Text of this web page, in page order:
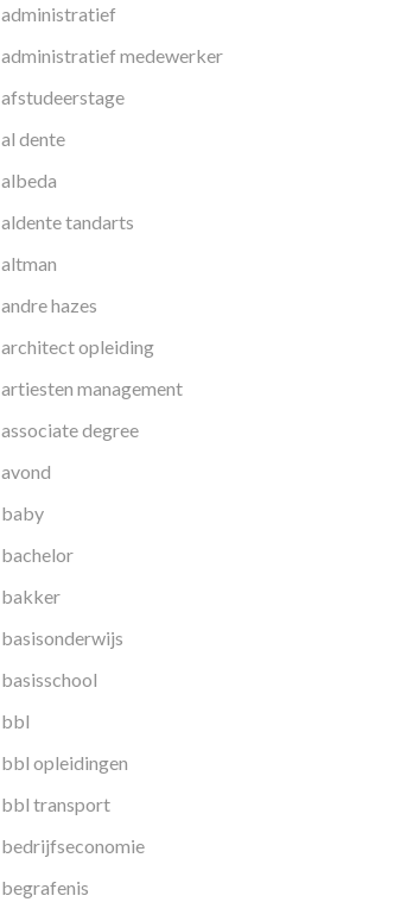
administratief
administratief medewerker
afstudeerstage
al dente
albeda
aldente tandarts
altman
andre hazes
architect opleiding
artiesten management
associate degree
avond
baby
bachelor
bakker
basisonderwijs
basisschool
bbl
bbl opleidingen
bbl transport
bedrijfseconomie
begrafenis